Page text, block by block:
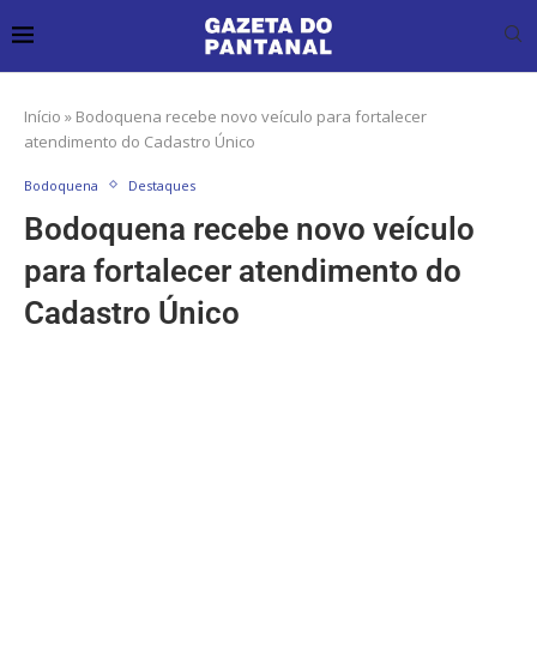
Início » Bodoquena recebe novo veículo para fortalecer
atendimento do Cadastro Único
Bodoquena Destaques
Bodoquena recebe novo veículo
para fortalecer atendimento do
Cadastro Único